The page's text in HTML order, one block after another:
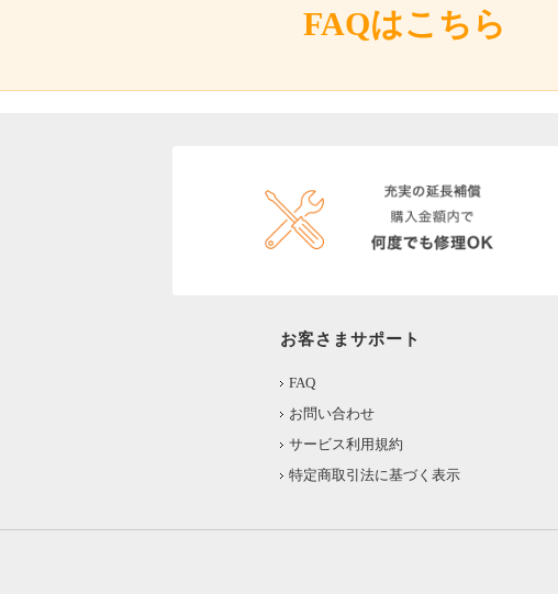
FAQはこちら
お客さまサポート
FAQ
お問い合わせ
サービス利用規約
特定商取引法に基づく表示